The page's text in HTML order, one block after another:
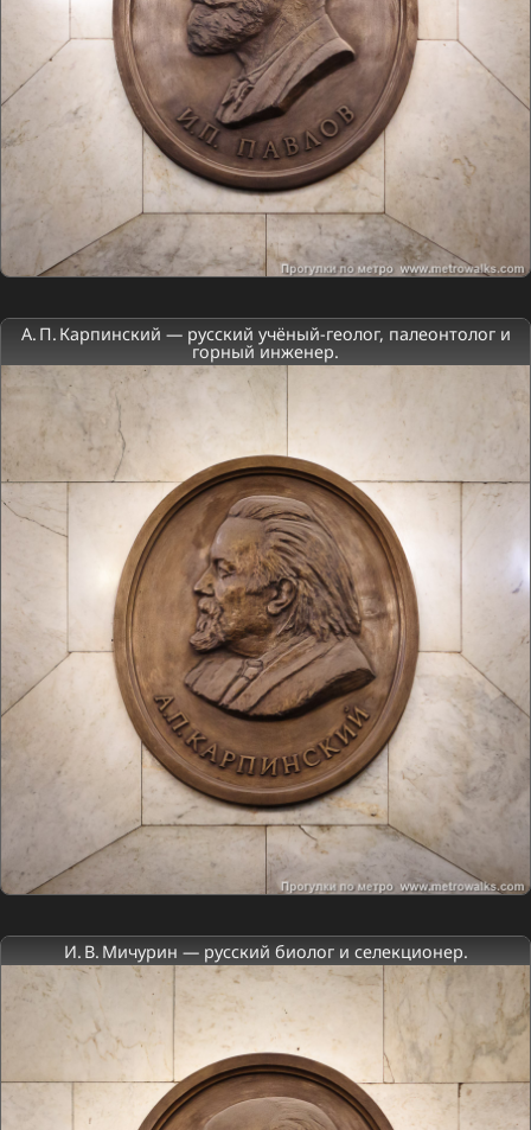
А. П. Карпинский — русский учёный-геолог, палеонтолог и
горный инженер.
И. В. Мичурин — русский биолог и селекционер.